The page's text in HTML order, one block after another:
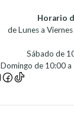
Horario
de Lunes a
Sábado de
Domingo de 10:00 a